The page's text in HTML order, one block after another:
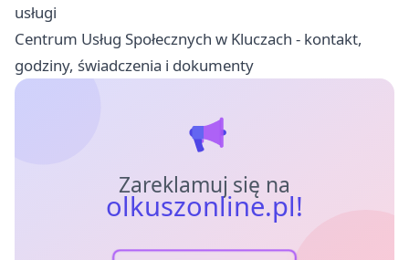
usługi
Centrum Usług Społecznych w Kluczach - kontakt,
godziny, świadczenia i dokumenty
Zareklamuj się na
olkuszonline.pl!